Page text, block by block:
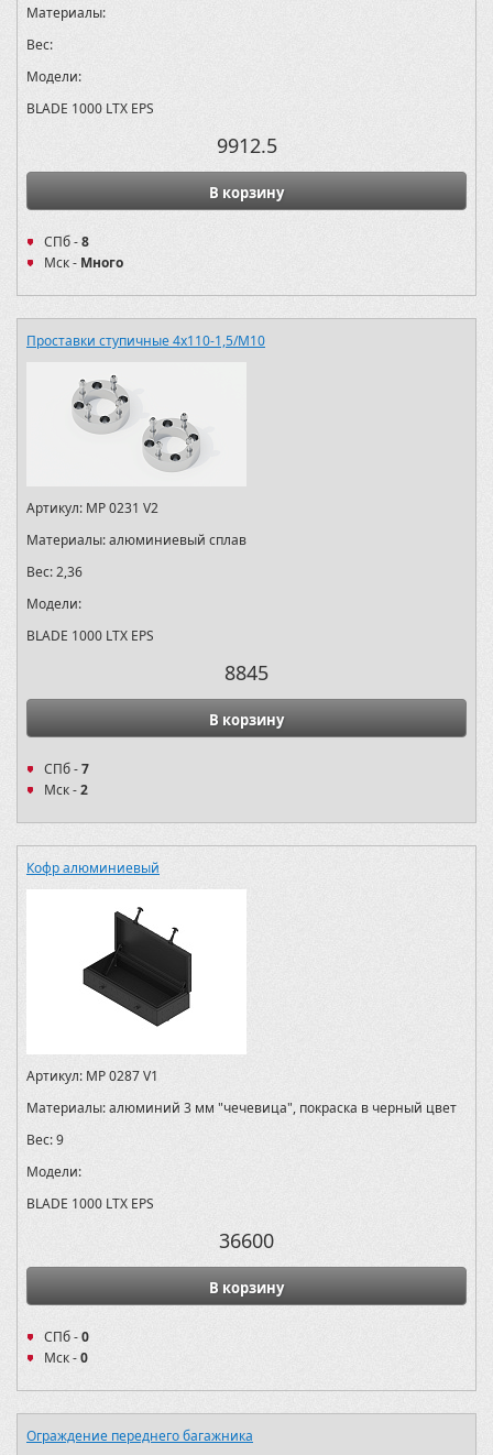
Материалы:
Вес:
Модели:
BLADE 1000 LTX EPS
9912.5
В корзину
СПб -8
Мск - Много
Проставки ступичные 4х110-1,5/M10
Артикул: MP 0231 V2
Материалы:алюминиевый сплав
Вес:2,36
Модели:
BLADE 1000 LTX EPS
8845
В корзину
СПб -7
Мск -2
Кофр алюминиевый
Артикул: MP 0287 V1
Материалы:алюминий 3 мм "чечевица", покраска в черный цвет
Вес:9
Модели:
BLADE 1000 LTX EPS
36600
В корзину
СПб -0
Мск -0
Ограждение переднего багажника